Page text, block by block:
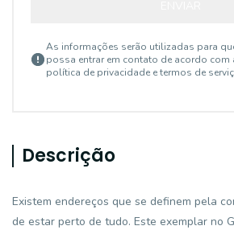
As informações serão utilizadas para
possa entrar em contato de acordo com
política de privacidade e termos de
Descrição
Existem endereços que se definem pela
de estar perto de tudo. Este exemplar no